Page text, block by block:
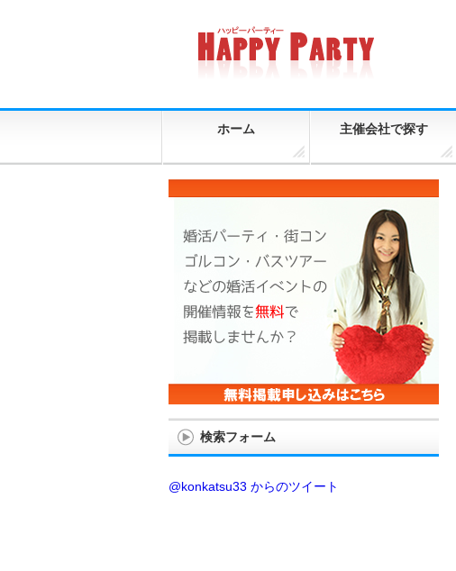
ホーム 主催会社で探す
検索フォーム
@konkatsu33 からのツイート